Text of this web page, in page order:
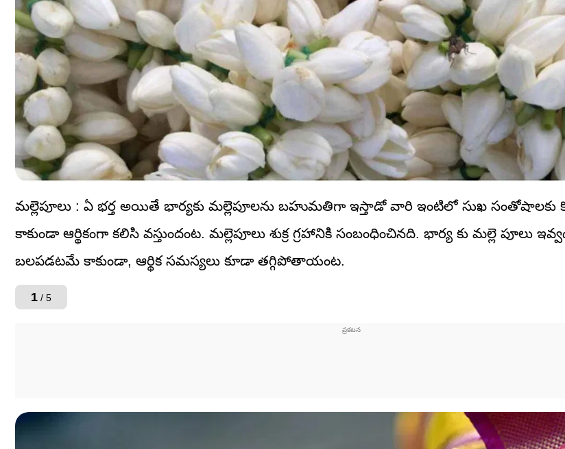
మల్లెపూలు : ఏ భర్త అయితే భార్యకు మల్లెపూలను బహుమతిగా ఇస్తాడో వారి ఇంటిలో సుఖ సంతోషాలకు
కాకుండా ఆర్థికంగా కలిసి వస్తుందంట. మల్లెపూలు శుక్ర గ్రహానికి సంబంధించినది. భార్య కు మల్లె పూలు
బలపడటమే కాకుండా, ఆర్థిక సమస్యలు కూడా తగ్గిపోతాయంట.
1 / 5